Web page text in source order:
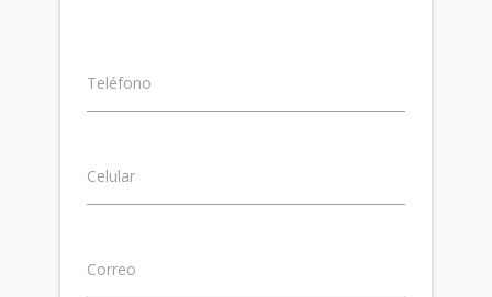
Teléfono
Celular
Correo